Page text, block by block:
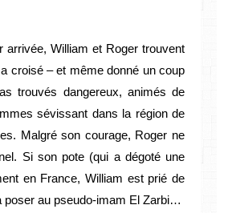
arrivée, William et Roger trouvent
croisé – et même donné un coup
trouvés dangereux, animés de
sévissant dans la région de
Malgré son courage, Roger ne
Si son pote (qui a dégoté une
en France, William est prié de
poser au pseudo-imam El Zarbi…